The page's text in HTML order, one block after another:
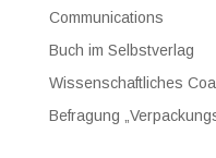
Communications
Buch im Selbstverlag
Wissenschaftliches
Befragung